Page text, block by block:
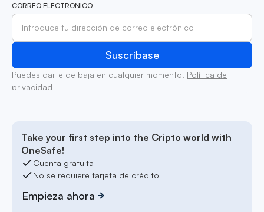
CORREO ELECTRÓNICO
Puedes darte de baja en cualquier momento. Política de
privacidad
Take your first step into the Cripto world with
OneSafe!
Cuenta gratuita
No se requiere tarjeta de crédito
Empieza ahora